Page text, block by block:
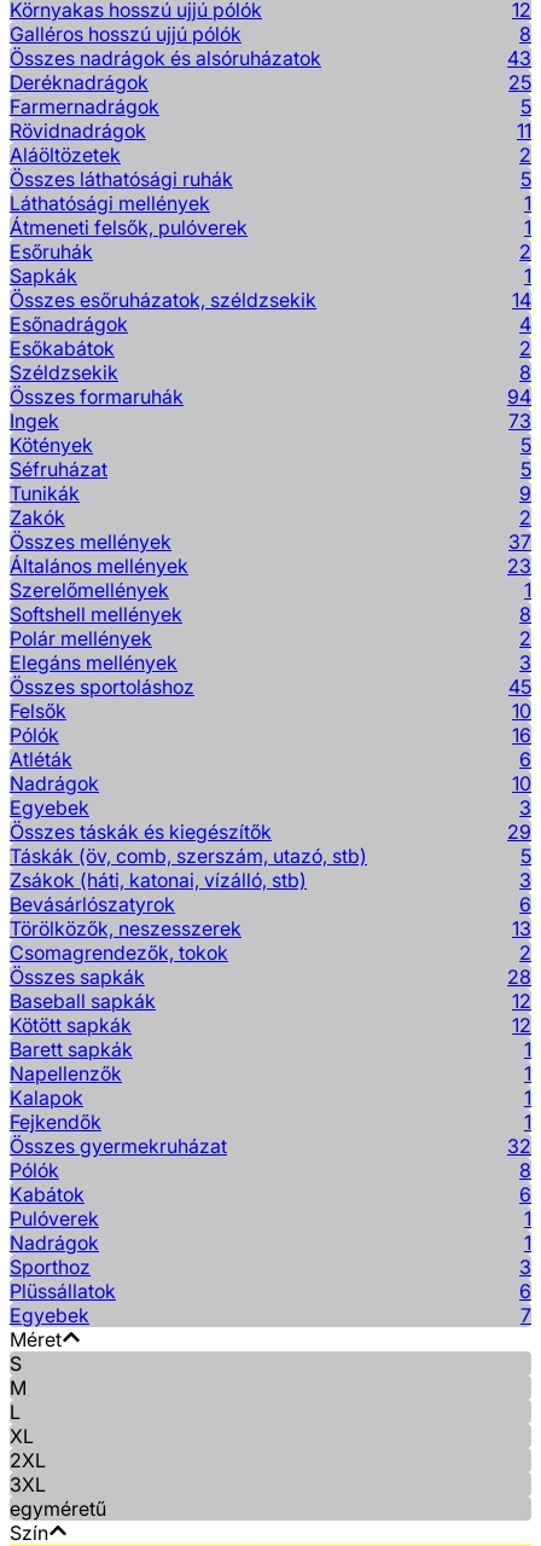
Környakas hosszú ujjú pólók
12
Galléros hosszú ujjú pólók
8
Összes nadrágok és alsóruházatok
43
Deréknadrágok
25
Farmernadrágok
5
Rövidnadrágok
11
Aláöltözetek
2
Összes láthatósági ruhák
5
Láthatósági mellények
1
Átmeneti felsők, pulóverek
1
Esőruhák
2
Sapkák
1
Összes esőruházatok, széldzsekik
14
Esőnadrágok
4
Esőkabátok
2
Széldzsekik
8
Összes formaruhák
94
Ingek
73
Kötények
5
Séfruházat
5
Tunikák
9
Zakók
2
Összes mellények
37
Általános mellények
23
Szerelőmellények
1
Softshell mellények
8
Polár mellények
2
Elegáns mellények
3
Összes sportoláshoz
45
Felsők
10
Pólók
16
Atléták
6
Nadrágok
10
Egyebek
3
Összes táskák és kiegészítők
29
Táskák (öv, comb, szerszám, utazó, stb)
5
Zsákok (háti, katonai, vízálló, stb)
3
Bevásárlószatyrok
6
Törölközők, neszesszerek
13
Csomagrendezők, tokok
2
Összes sapkák
28
Baseball sapkák
12
Kötött sapkák
12
Barett sapkák
1
Napellenzők
1
Kalapok
1
Fejkendők
1
Összes gyermekruházat
32
Pólók
8
Kabátok
6
Pulóverek
1
Nadrágok
1
Sporthoz
3
Plüssállatok
6
Egyebek
7
Méret
S
M
L
XL
2XL
3XL
egyméretű
Szín